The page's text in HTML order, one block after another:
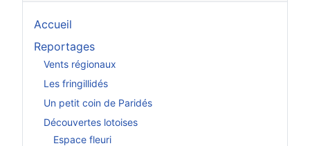
Accueil
Reportages
Vents régionaux
Les fringillidés
Un petit coin de Paridés
Découvertes lotoises
Espace fleuri